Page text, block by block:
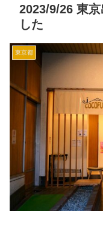
2023/9/26 東
した
東京都